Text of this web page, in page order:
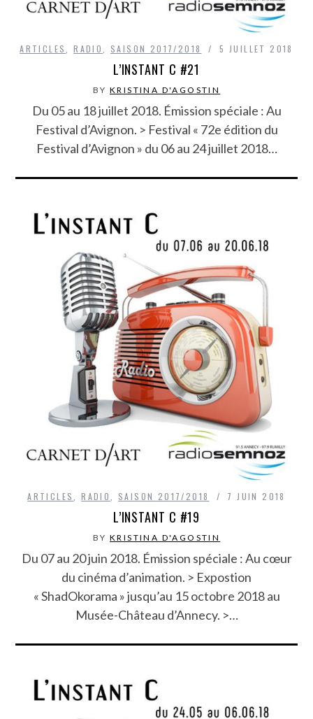
ARTICLES ,RADIO SAISON 2017/2018 5 JUILLET 2018
L’INSTANT C #21
BY KRISTINA D'AGOSTIN
Du 05 au 18 juillet 2018. Émission spéciale : Au
Festival d’Avignon. > Festival « 72e édition du
Festival d’Avignon » du 06 au 24 juillet 2018…
ARTICLES ,RADIO SAISON 2017/2018 7 JUIN 2018
L’INSTANT C #19
BY KRISTINA D'AGOSTIN
Du 07 au 20 juin 2018. Émission spéciale : Au cœur
du cinéma d’animation. > Expostion
« ShadOkorama » jusqu’au 15 octobre 2018 au
Musée-Château d’Annecy. >…